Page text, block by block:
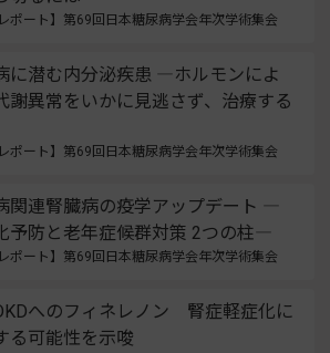
レポート】第69回日本糖尿病学会年次学術集会
に潜む内分泌疾患 ―ホルモンによ
謝異常をいかに見逃さず、治療する
レポート】第69回日本糖尿病学会年次学術集会
関連腎臓病の疫学アップデート ―
予防と老年症候群対策 2つの柱―
レポート】第69回日本糖尿病学会年次学術集会
へのフィネレノン 腎症軽症化に
る可能性を示唆